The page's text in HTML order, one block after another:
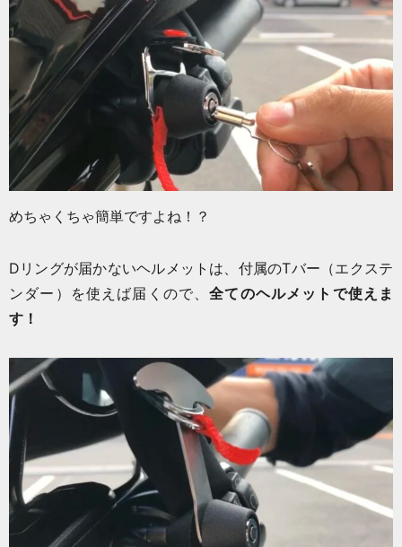
めちゃくちゃ簡単ですよね！？
Dリングが届かないヘルメットは、付属のTバー（エクステ
ンダー）を使えば届くので、全てのヘルメットで使えま
す！